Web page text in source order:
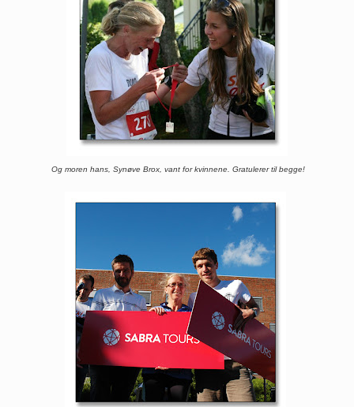
Og moren hans, Synøve Brox, vant for kvinnene. Gratulerer til begge!